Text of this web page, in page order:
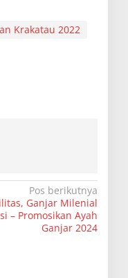
Krakatau 2022
Pos berikutnya
Ganjar Milenial
– Promosikan Ayah
Ganjar 2024